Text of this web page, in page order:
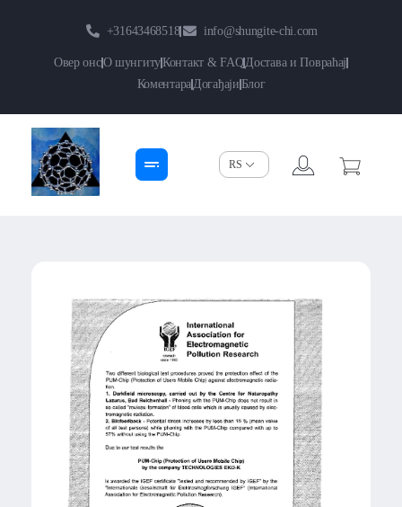
+31643468518 info@shungite-chi.com
Овер онсО шунгитуКонтакт & FAQДостава и Повраћај
КоментараДогађаји Блог